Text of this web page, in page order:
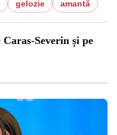
gelozie amantă
Severin și pe